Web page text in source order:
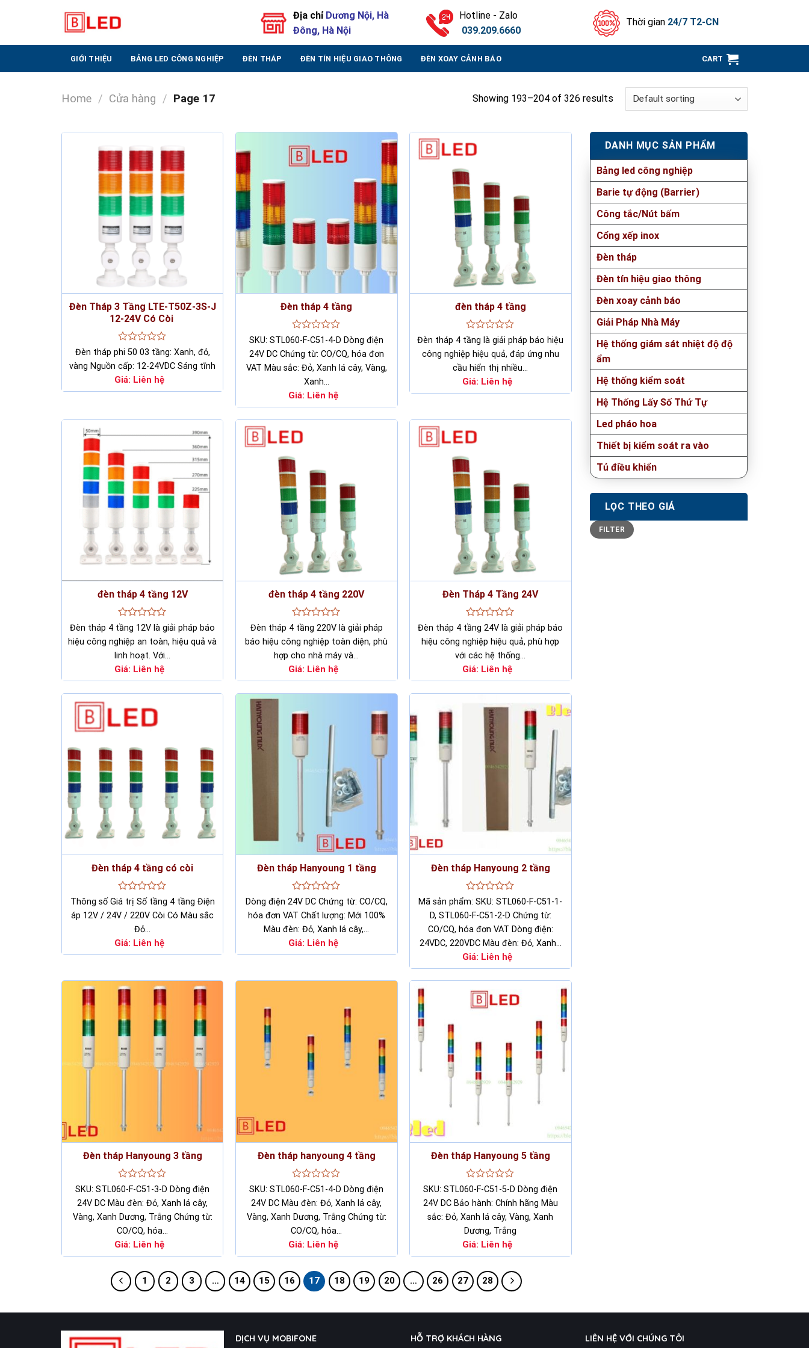
Địa chỉ Dương Nội, Hà
Đông, Hà Nội
Hotline - Zalo
039.209.6660
Thời gian 24/7 T2-CN
GIỚI THIỆU BẢNG LED CÔNG NGHIỆP ĐÈN THÁP ĐÈN TÍN HIỆU GIAO THÔNG ĐÈN XOAY CẢNH BÁO CART
Home / Cửa hàng / Page 17 Showing 193–204 of 326 results
Đèn Tháp 3 Tầng LTE-T50Z-3S-J
12-24V Có Còi
Rated
out
of
Đèn tháp phi 50 03 tầng: Xanh, đỏ,
vàng Nguồn cấp: 12-24VDC Sáng tĩnh
Giá: Liên hệ
Đèn tháp 4 tầng
Rated
out
of
SKU: STL060-F-C51-4-D Dòng điện
24V DC Chứng từ: CO/CQ, hóa đơn
VAT Màu sắc: Đỏ, Xanh lá cây, Vàng,
Xanh…
Giá: Liên hệ
đèn tháp 4 tầng
Rated
out
of
5
Đèn tháp 4 tầng là giải pháp báo hiệu
công nghiệp hiệu quả, đáp ứng nhu
cầu hiển thị nhiều…
Giá: Liên hệ
đèn tháp 4 tầng 12V
Rated
out
of
5
Đèn tháp 4 tầng 12V là giải pháp báo
hiệu công nghiệp an toàn, hiệu quả và
linh hoạt. Với…
Giá: Liên hệ
đèn tháp 4 tầng 220V
Rated
out
of
5
Đèn tháp 4 tầng 220V là giải pháp
báo hiệu công nghiệp toàn diện, phù
hợp cho nhà máy và…
Giá: Liên hệ
Đèn Tháp 4 Tầng 24V
Rated
out
of
5
Đèn tháp 4 tầng 24V là giải pháp báo
hiệu công nghiệp hiệu quả, phù hợp
với các hệ thống…
Giá: Liên hệ
Đèn tháp 4 tầng có còi
Rated
out
5
Thông số Giá trị Số tầng 4 tầng Điện
áp 12V / 24V / 220V Còi Có Màu sắc
Đỏ…
Giá: Liên hệ
Đèn tháp Hanyoung 1 tầng
Rated
out
of
5
Dòng điện 24V DC Chứng từ: CO/CQ,
hóa đơn VAT Chất lượng: Mới 100%
Màu đèn: Đỏ, Xanh lá cây,…
Giá: Liên hệ
Đèn tháp Hanyoung 2 tầng
Rated
out
of
5
Mã sản phẩm: SKU: STL060-F-C51-1-
D, STL060-F-C51-2-D Chứng từ:
CO/CQ, hóa đơn VAT Dòng điện:
24VDC, 220VDC Màu đèn: Đỏ, Xanh…
Giá: Liên hệ
Đèn tháp Hanyoung 3 tầng
Rated
out
of
5
SKU: STL060-F-C51-3-D Dòng điện
24V DC Màu đèn: Đỏ, Xanh lá cây,
Vàng, Xanh Dương, Trắng Chứng từ:
CO/CQ, hóa…
Giá: Liên hệ
Đèn tháp hanyoung 4 tầng
Rated
out
of
5
SKU: STL060-F-C51-4-D Dòng điện
24V DC Màu đèn: Đỏ, Xanh lá cây,
Vàng, Xanh Dương, Trắng Chứng từ:
CO/CQ, hóa…
Giá: Liên hệ
Đèn tháp Hanyoung 5 tầng
Rated
out
of
5
SKU: STL060-F-C51-5-D Dòng điện
24V DC Bảo hành: Chính hãng Màu
sắc: Đỏ, Xanh lá cây, Vàng, Xanh
Dương, Trắng
Giá: Liên hệ
1 2 3 … 14 15 16 17 18 19 20 … 26 27 28
DANH MỤC SẢN PHẨM
Bảng led công nghiệp
Barie tự động (Barrier)
Công tắc/Nút bấm
Cổng xếp inox
Đèn tháp
Đèn tín hiệu giao thông
Đèn xoay cảnh báo
Giải Pháp Nhà Máy
Hệ thống giám sát nhiệt độ độ
ẩm
Hệ thống kiểm soát
Hệ Thống Lấy Số Thứ Tự
Led pháo hoa
Thiết bị kiểm soát ra vào
Tủ điều khiển
LỌC THEO GIÁ
Min
price
Max
priceFILTER
DỊCH VỤ MOBIFONE HỖ TRỢ KHÁCH HÀNG LIÊN HỆ VỚI CHÚNG TÔI